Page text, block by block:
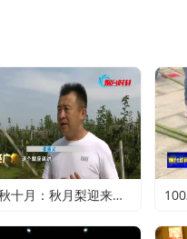
金秋十月：秋月梨迎来丰收 农户赚得满心欢喜